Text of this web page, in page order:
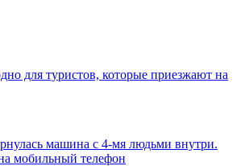
для туристов, которые приезжают на
машина с 4-мя людьми внутри.
мобильный телефон